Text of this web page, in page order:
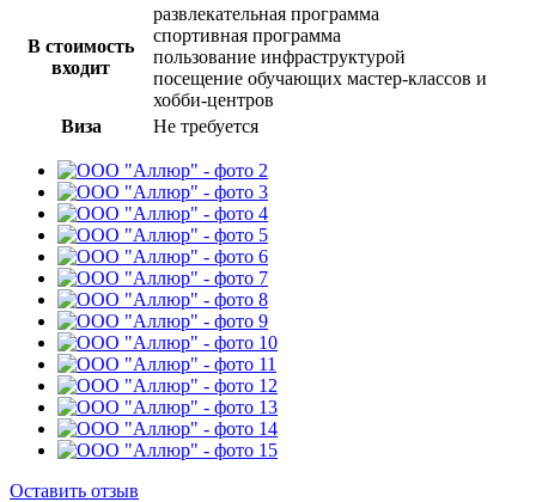
В стоимость
входит
развлекательная программа
спортивная программа
пользование инфраструктурой
посещение обучающих мастер-классов и
хобби-центров
Виза
Не требуется
Оставить отзыв